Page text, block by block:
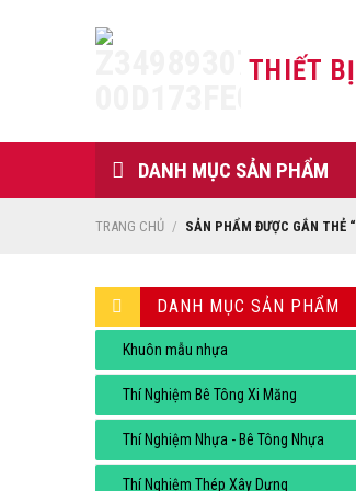
THIẾT
DANH MỤC SẢN PHẨM
TRANG CHỦ / SẢN PHẨM ĐƯỢC GẮN THẺ
DANH MỤC SẢN PHẨM
Khuôn mẫu nhựa
Thí Nghiệm Bê Tông Xi Măng
Thí Nghiệm Nhựa - Bê Tông Nhựa
Thí Nghiệm Thép Xây Dựng